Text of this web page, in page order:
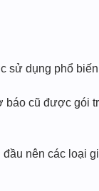
dụng phổ
cũ được gói
nên các